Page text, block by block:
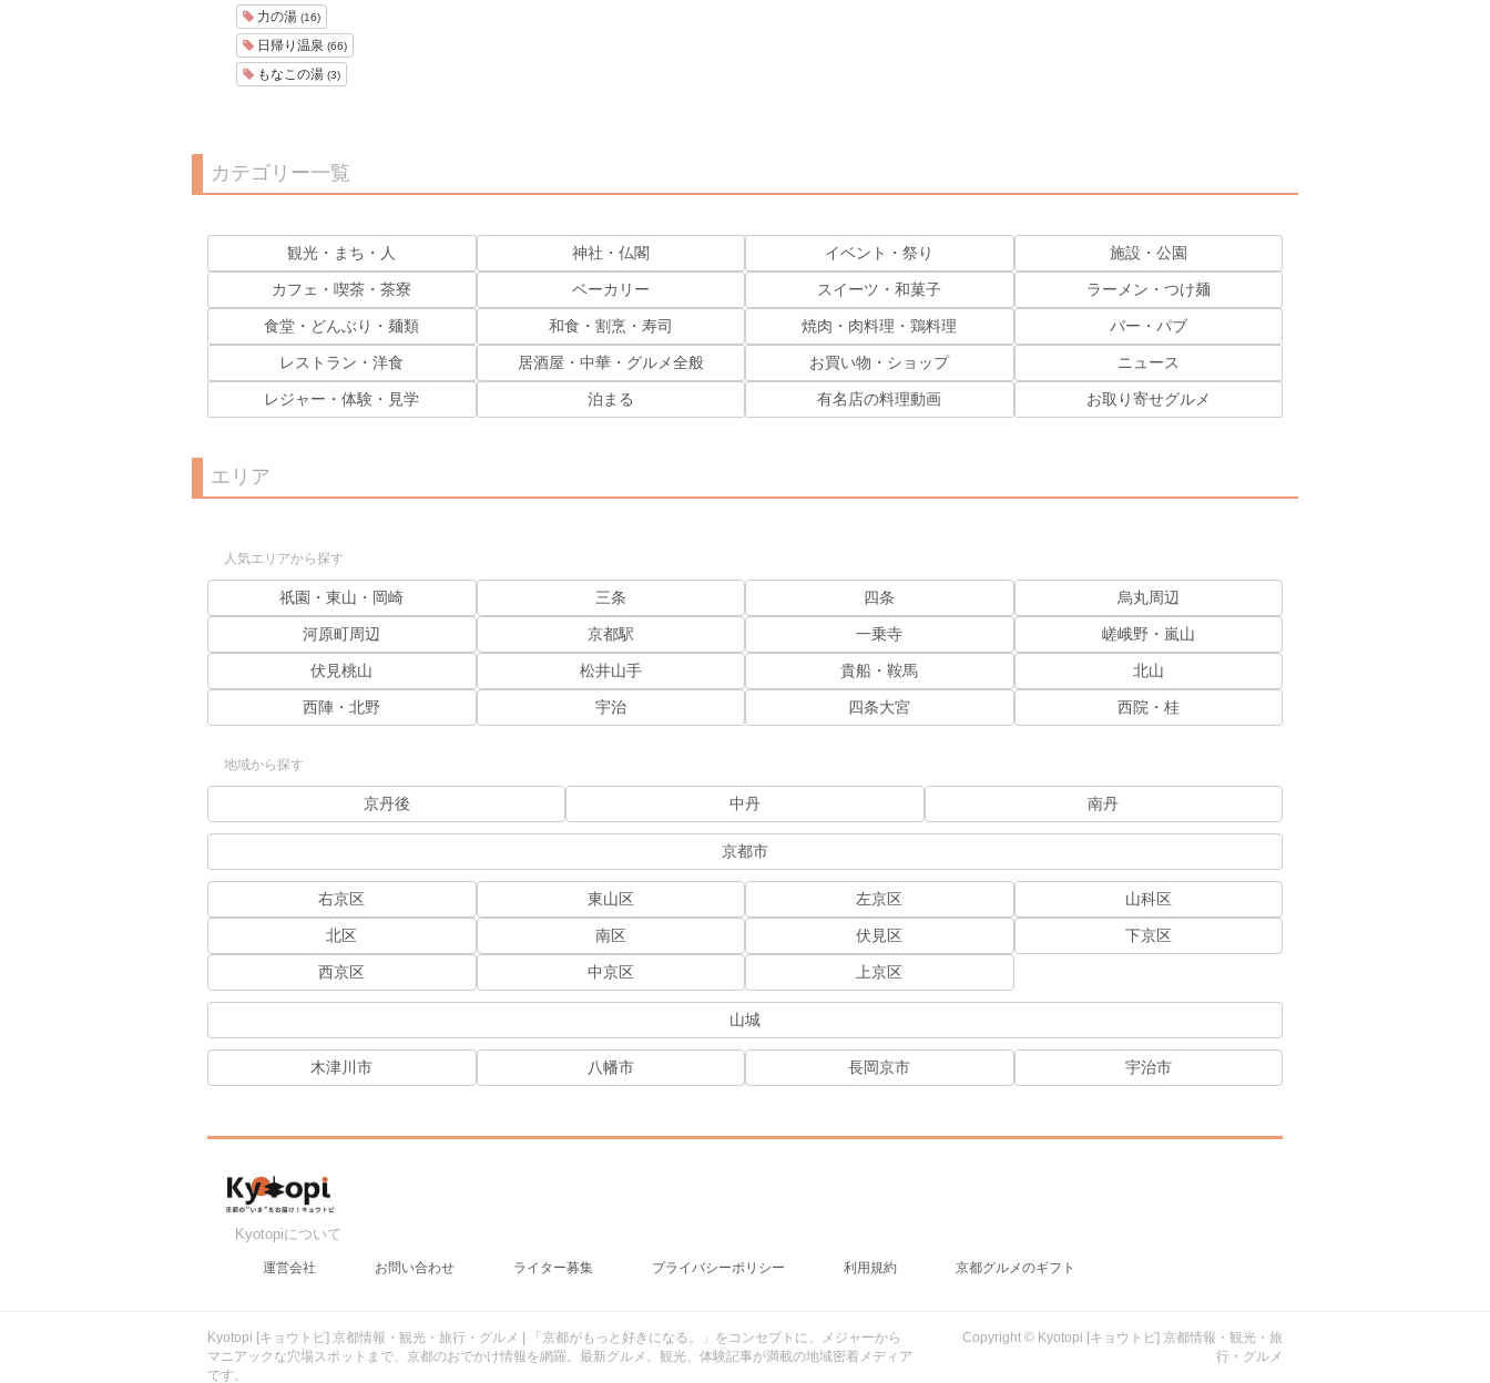
力の湯 (16)
日帰り温泉 (66)
もなこの湯 (3)
カテゴリー一覧
観光・まち・人 神社・仏閣 イベント・祭り 施設・公園
カフェ・喫茶・茶寮 ベーカリー スイーツ・和菓子 ラーメン・つけ麺
食堂・どんぶり・麺類 和食・割烹・寿司 焼肉・肉料理・鶏料理 バー・パブ
レストラン・洋食 居酒屋・中華・グルメ全般 お買い物・ショップ ニュース
レジャー・体験・見学 泊まる 有名店の料理動画 お取り寄せグルメ
エリア
人気エリアから探す
祇園・東山・岡崎 三条 四条 烏丸周辺
河原町周辺 京都駅 一乗寺 嵯峨野・嵐山
伏見桃山 松井山手 貴船・鞍馬 北山
西陣・北野 宇治 四条大宮 西院・桂
地域から探す
京丹後 中丹 南丹
京都市
右京区 東山区 左京区 山科区
北区 南区 伏見区 下京区
西京区 中京区 上京区
山城
木津川市 八幡市 長岡京市 宇治市
Kyotopiについて
運営会社 お問い合わせ ライター募集 プライバシーポリシー 利用規約 京都グルメのギフト
Kyotopi [キョウトピ] 京都情報・観光・旅行・グルメ | 「京都がもっと好きになる。」をコンセプトに、メジャーから
マニアックな穴場スポットまで、京都のおでかけ情報を網羅。最新グルメ、観光、体験記事が満載の地域密着メディア
です。
Copyright © Kyotopi [キョウトピ] 京都情報・観光・旅
行・グルメ